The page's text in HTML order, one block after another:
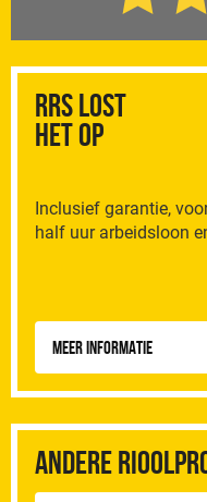
RRS Lost
het op
Inclusief garantie,
half uur arbeidsloon
Meer informatie
Andere